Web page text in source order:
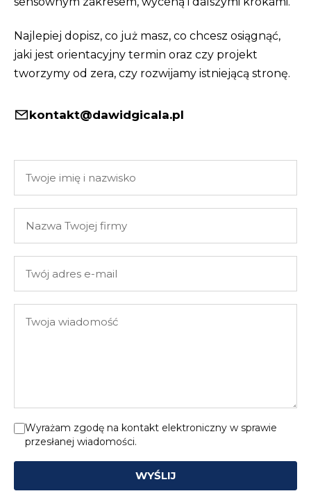
Najlepiej dopisz, co już masz, co chcesz osiągnąć,
jaki jest orientacyjny termin oraz czy projekt
tworzymy od zera, czy rozwijamy istniejącą stronę.
kontakt@dawidgicala.pl
nazwisko
mail
wiadomość
Wyrażam zgodę na kontakt elektroniczny w sprawie
przesłanej wiadomości.
WYŚLIJ